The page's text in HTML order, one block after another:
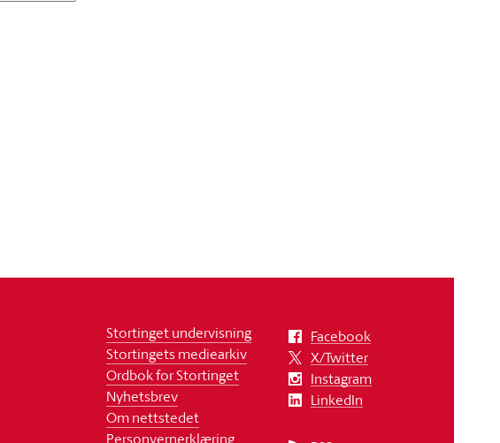
Stortinget undervisning
Stortingets mediearkiv
Ordbok for Stortinget
Nyhetsbrev
Om nettstedet
Personvernerklæring
Facebook
X/Twitter
Instagram
LinkedIn